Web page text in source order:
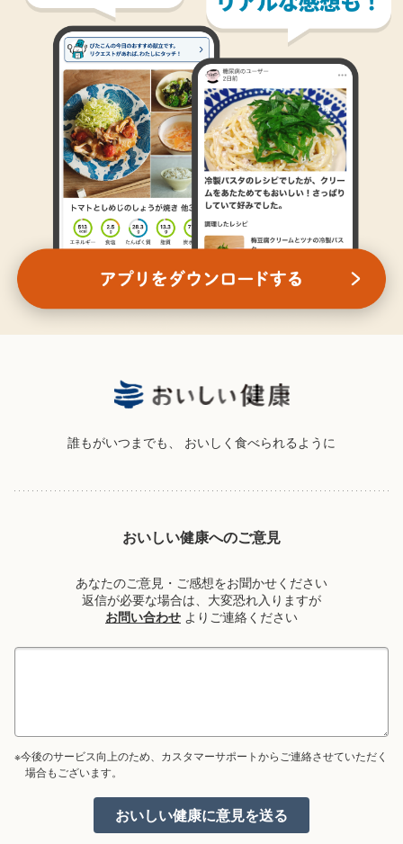
誰もがいつまでも、 おいしく食べられるように
おいしい健康へのご意見
あなたのご意見・ご感想をお聞かせください
返信が必要な場合は、大変恐れ入りますが
お問い合わせ よりご連絡ください
※今後のサービス向上のため、カスタマーサポートからご連絡させていただく
場合もございます。